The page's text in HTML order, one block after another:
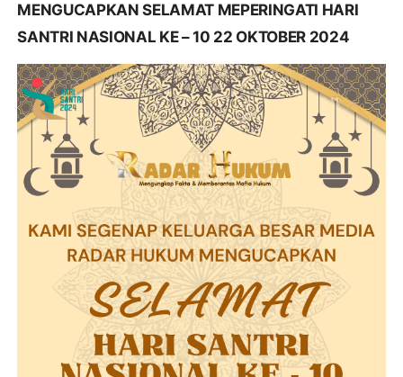
MENGUCAPKAN SELAMAT MEPERINGATI HARI
SANTRI NASIONAL KE – 10 22 OKTOBER 2024